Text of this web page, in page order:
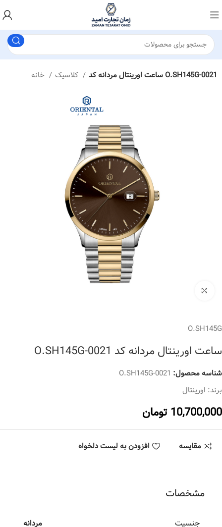
کلاسیک ساعت اورینتال مردانه کد O.SH145G-0021
O.SH145G
ساعت اورینتال مردانه کد O.SH145G-0021
شناسه محصول: O.SH145G-0021
برند: اورینتال
10,700,000 تومان
مقایسه افزودن به لیست دلخواه
مشخصات
جنسیت مردانه